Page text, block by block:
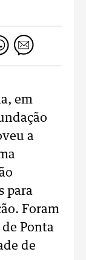
em
a
para
Foram
Ponta
de